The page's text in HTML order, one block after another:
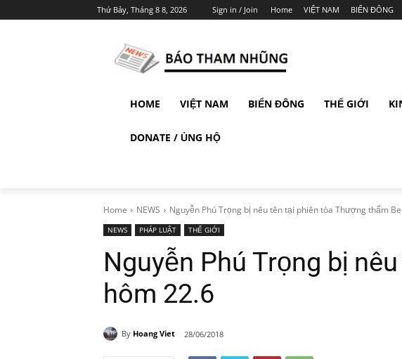
Thứ Bảy, Tháng 8 8, 2026 Sign in / Join Home VIỆT NAM BIỂN ĐÔNG
HOME VIỆT NAM BIỂN ĐÔNG THẾ GIỚI
DONATE / ỦNG HỘ
Home NEWS Nguyễn Phú Trọng bị nêu tên tại phiên tòa Thượng thẩm
NEWS PHÁP LUẬT THẾ GIỚI
Nguyễn Phú Trọng bị
hôm 22.6
By Hoang Viet 28/06/2018